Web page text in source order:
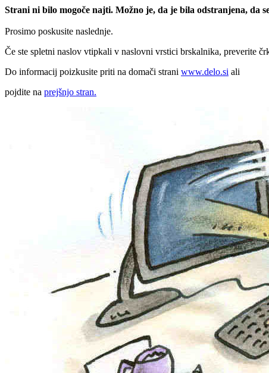
Strani ni bilo mogoče najti. Možno je, da je bila odstranjena, da
Prosimo poskusite naslednje.
Če ste spletni naslov vtipkali v naslovni vrstici brskalnika, preverite
Do informacij poizkusite priti na domači strani www.delo.si ali
pojdite na prejšnjo stran.